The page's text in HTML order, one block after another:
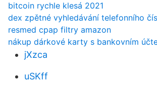
bitcoin rychle klesá 2021
dex zpětné vyhledávání telefonního
resmed cpap filtry amazon
nákup dárkové karty s bankovním
jXzca
uSKff